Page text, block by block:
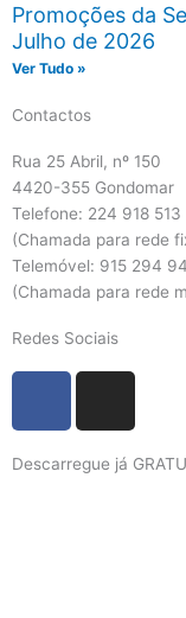
Promoções da
Julho de 2026
Ver Tudo »
Contactos
Rua 25 Abril, nº 150
4420-355 Gondomar
Telefone: 224 918 513
(Chamada para rede
Telemóvel: 915 294
(Chamada para rede
Redes Sociais
e
t
Descarregue já